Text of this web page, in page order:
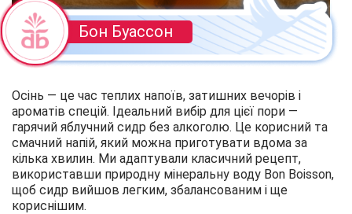
Бон Буассон
Осінь — це час теплих напоїв, затишних вечорів і
ароматів спецій. Ідеальний вибір для цієї пори —
гарячий яблучний сидр без алкоголю. Це корисний та
смачний напій, який можна приготувати вдома за
кілька хвилин. Ми адаптували класичний рецепт,
використавши природну мінеральну воду Bon Boisson,
щоб сидр вийшов легким, збалансованим і ще
кориснішим.